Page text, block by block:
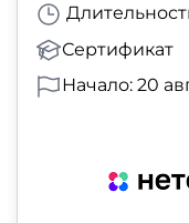
Сертификат
Начало: 20